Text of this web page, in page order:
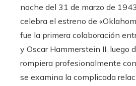
noche del 31 de marzo de
celebra el estreno de
fue la primera colaboración
y Oscar Hammerstein II, luego
rompiera profesionalmente
se examina la complicada